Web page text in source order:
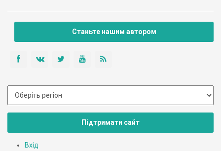
Станьте нашим автором
Підтримати сайт
Вхід